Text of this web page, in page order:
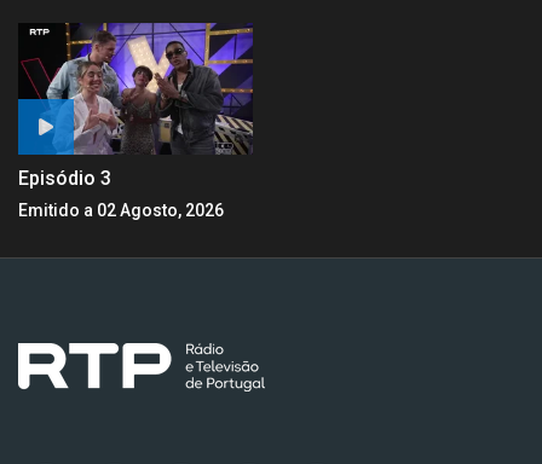
Episódio 3
Emitido a 02 Agosto, 2026